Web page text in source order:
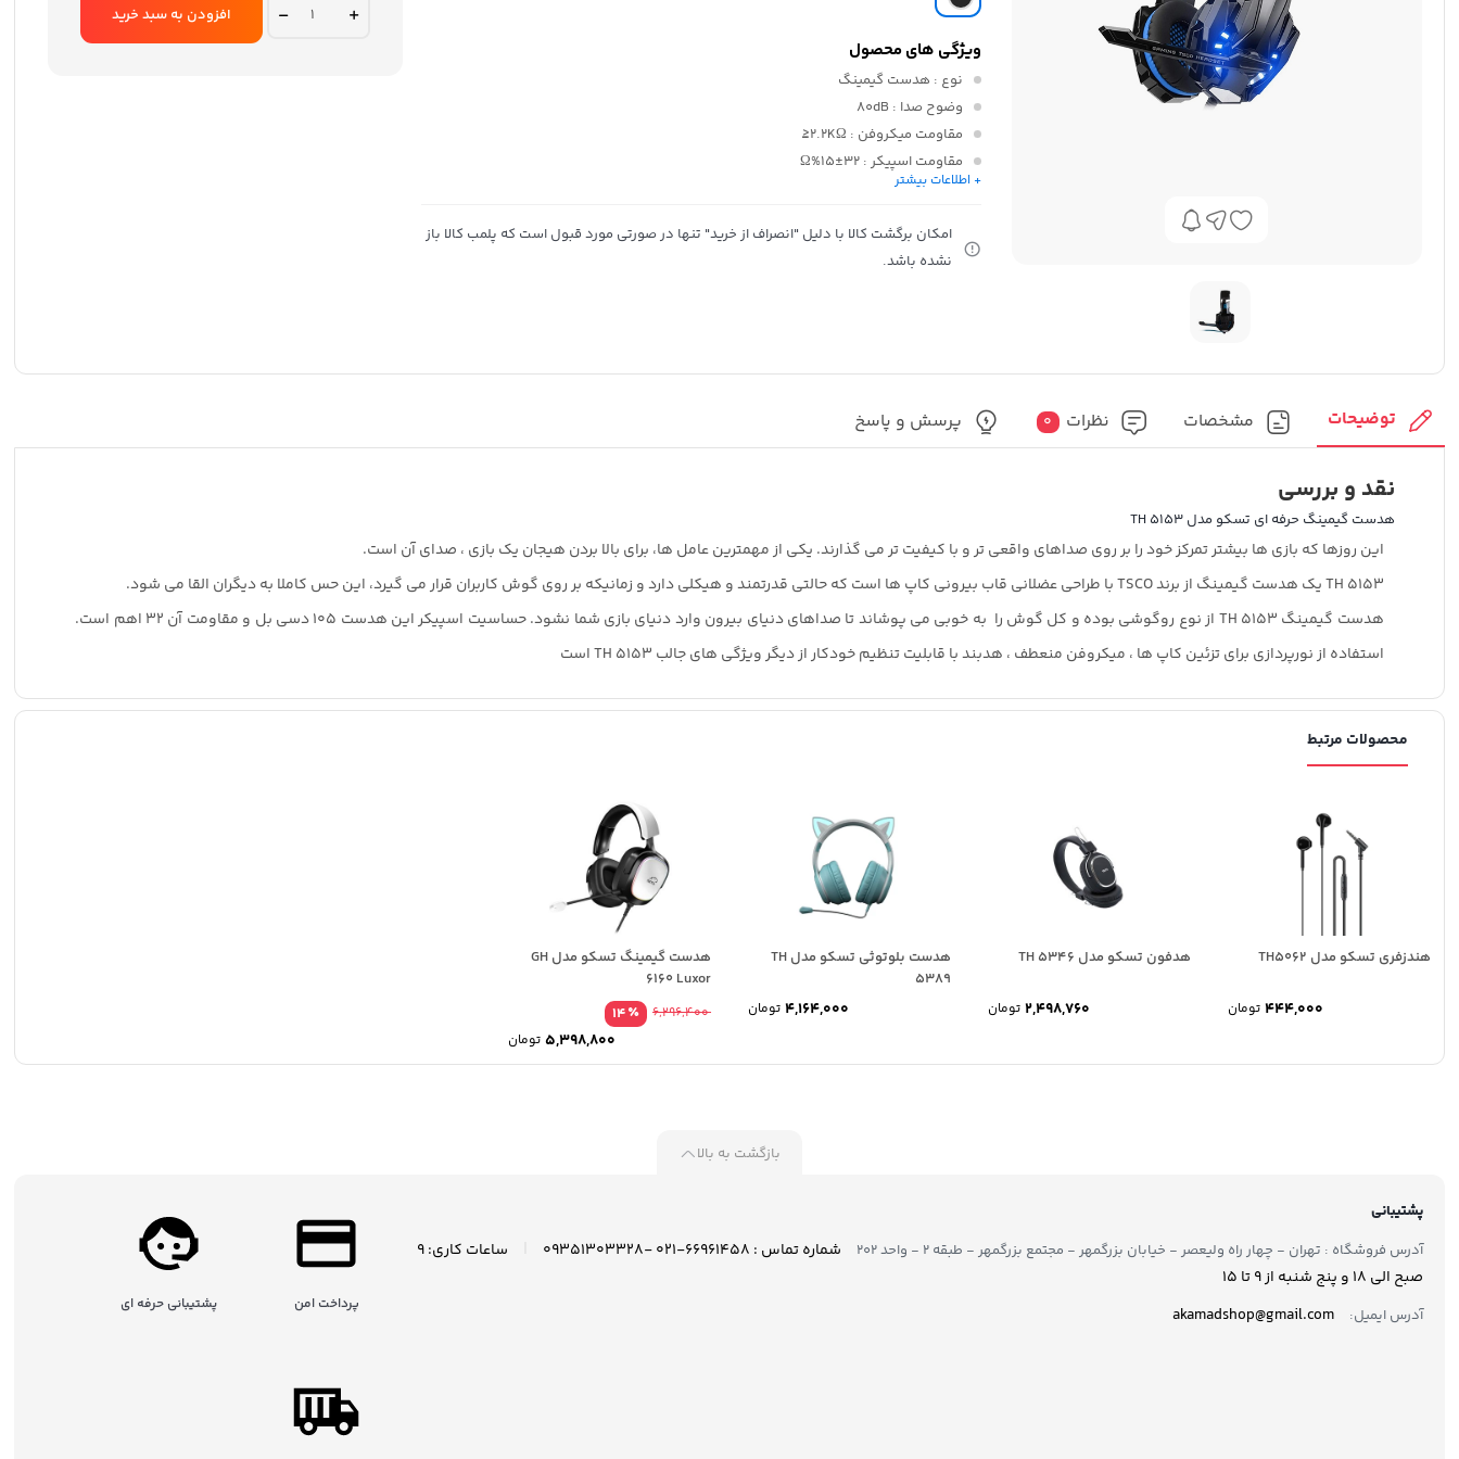
ویژگی های محصول
نوع : هدست گیمینگ
وضوح صدا : 80dB
مقاومت میکروفن : 2.2KΩ≤
مقاومت اسپیکر : 32±15%Ω
حساسیت میکروفن
+ اطلاعات بیشتر
امکان برگشت کالا با دلیل "انصراف از خرید" تنها در صورتی مورد قبول است که پلمب کالا باز
نشده باشد.
هدست
گیمینگ افزودن به سبد خرید
توضیحات مشخصات نظرات 0 پرسش و پاسخ
نقد و بررسی
هدست گیمینگ حرفه ای تسکو مدل TH 5153
این روزها که بازی ها بیشتر تمرکز خود را بر روی صداهای واقعی تر و با کیفیت تر می گذارند. یکی از مهمترین عامل ها، برای بالا بردن هیجان یک بازی ، صدای آن است.
TH 5153 یک هدست گیمینگ از برند TSCO با طراحی عضلانی قاب بیرونی کاپ ها است که حالتی قدرتمند و هیکلی دارد و زمانیکه بر روی گوش کاربران قرار می گیرد، این حس کاملا به دیگران القا می شود.
هدست گیمینگ TH 5153 از نوع روگوشی بوده و کل گوش را به خوبی می پوشاند تا صداهای دنیای بیرون وارد دنیای بازی شما نشود. حساسیت اسپیکر این هدست 105 دسی بل و مقاومت آن 32 اهم است.
استفاده از نورپردازی برای تزئین کاپ ها ، میکروفن منعطف ، هدبند با قابلیت تنظیم خودکار از دیگر ویژگی های جالب TH 5153 است
محصولات مرتبط
هندزفری تسکو مدل TH5062
تومان
هدفون تسکو مدل TH 5346
تومان
هدست بلوتوثی تسکو مدل TH
5389
تومان
هدست گیمینگ تسکو مدل GH
6160 Luxor
٪14
6,296,400
تومان
بازگشت به بالا
پشتیبانی
آدرس فروشگاه : تهران - چهار راه ولیعصر - خیابان بزرگمهر - مجتمع بزرگمهر - طبقه ۲ - واحد ۲۰۲
شماره تماس : ۶۶۹۶۱۴۵۸-۰۲۱ -۰۹۳۵۱۳۰۳۳۲۸
ساعات کاری: 9
صبح الی 18 و پنج شنبه از 9 تا ۱5
آدرس ایمیل: akamadshop@gmail.com پرداخت امن پشتیبانی حرفه ای